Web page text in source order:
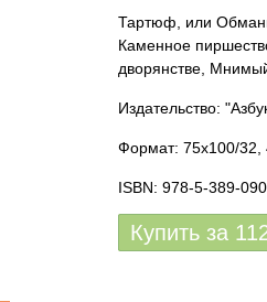
Тартюф, или
Каменное
дворянстве,
Издательство:
Формат: 75x100/32,
ISBN: 978-5-389-
Купить за